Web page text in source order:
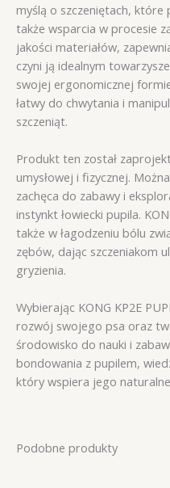
myślą o szczeniętach,
także wsparcia w procesie
jakości materiałów,
czyni ją idealnym
swojej ergonomicznej
łatwy do chwytania i
szczeniąt.
Produkt ten został
umysłowej i fizycznej.
zachęca do zabawy i
instynkt łowiecki pupila.
także w łagodzeniu bólu
zębów, dając szczeniakom
gryzienia.
Wybierając KONG KP2E
rozwój swojego psa oraz
środowisko do nauki i
bondowania z pupilem,
który wspiera jego
Podobne produkty